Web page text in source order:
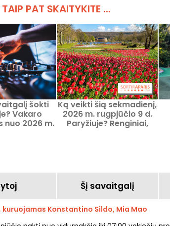
TAIP PAT SKAITYKITE ...
šokti
Vakaro
nuo 2026 m.
Ką veikti šią sekmadienį,
2026 m. rugpjūčio 9 d.
Paryžiuje? Renginiai,
Šį savaitgalį
kuruojamas Konstantino Sildo, Mia Mao